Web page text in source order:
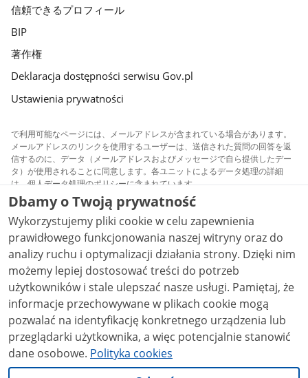
ジ
信頼できるプロフィール
BIP
著作権
Deklaracja dostępności serwisu Gov.pl
Ustawienia prywatności
で利用可能なページには、メールアドレスが含まれている場合があります。
メールアドレスのリンクを使用するユーザーは、送信された質問の回答を返
信するのに、データ（メールアドレスおよびメッセージで自ら提供したデー
タ）が使用されることに同意します。各ユニットによるデータ処理の詳細
は、個人データ処理のポリシーに含まれています。
サイトで公開されてるすべてのコンテンツは、特に明記
されていない限り｛０｝ライセンスで利用可能になって
います。
Dbamy o Twoją prywatność
Wykorzystujemy pliki cookie w celu zapewnienia
prawidłowego funkcjonowania naszej witryny oraz do
analizy ruchu i optymalizacji działania strony. Dzięki nim
możemy lepiej dostosować treści do potrzeb
użytkowników i stale ulepszać nasze usługi. Pamiętaj, że
informacje przechowywane w plikach cookie mogą
pozwalać na identyfikację konkretnego urządzenia lub
przeglądarki użytkownika, a więc potencjalnie stanowić
dane osobowe. Polityka cookies